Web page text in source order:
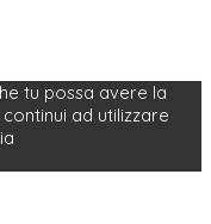
tu possa avere la
ad utilizzare